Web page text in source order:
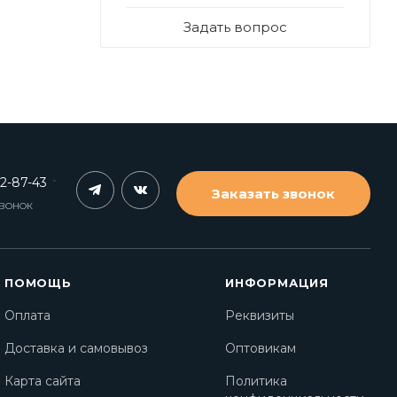
Задать вопрос
87-43
Заказать звонок
ПОМОЩЬ
Оплата
Доставка и самовывоз
Карта сайта
ИНФОРМАЦИЯ
Реквизиты
Оптовикам
Политика